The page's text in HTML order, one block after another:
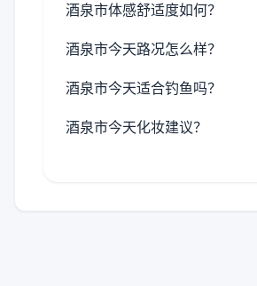
酒泉市体感舒适度如何？
酒泉市今天路况怎么样？
酒泉市今天适合钓鱼吗？
酒泉市今天化妆建议？